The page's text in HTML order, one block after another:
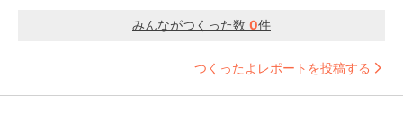
みんながつくった数 0件
つくったよレポートを投稿する